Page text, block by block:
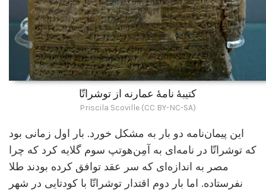
کتیبۀ نامۀ عمارنه از توشراتّا
Priscila Scoville (CC BY-NC-SA)
این پیمان‌نامه دو بار به مشکل خورد. بار اول زمانی بود
که توشراتّا در نامه‌ای به آمِن‌هوتپ سوم گلایه کرد که چرا
مصر به اندازه‌ای که سر عقد توافق کرده بودند طلا
نفرستاده. اما بار دوم اقتدار توشراتّا با کودتایی در شهر